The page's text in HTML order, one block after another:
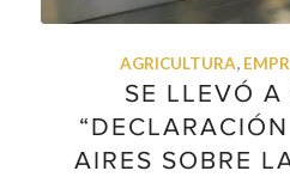
AGRICULTURA,
SE LLEVÓ
AIRES SOBRE